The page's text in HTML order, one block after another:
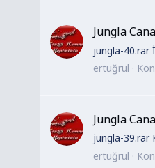
Jungla
jungla-40.rar
ertuğrul
Jungla
jungla-39.rar
ertuğrul